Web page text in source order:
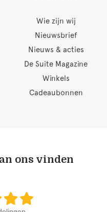
Wie zijn wij
Nieuwsbrief
Nieuws & acties
De Suite Magazine
Winkels
Cadeaubonnen
ons vinden